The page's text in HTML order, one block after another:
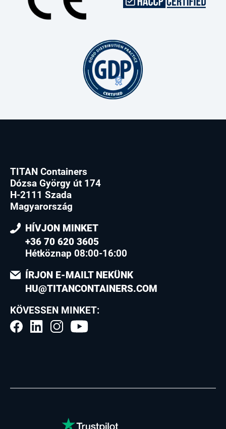
TITAN Containers
Dózsa György út 174
H-2111 Szada
Magyarország
HÍVJON MINKET
+36 70 620 3605
Hétköznap 08:00-16:00
ÍRJON E-MAILT NEKÜNK
HU@TITANCONTAINERS.COM
KÖVESSEN MINKET: